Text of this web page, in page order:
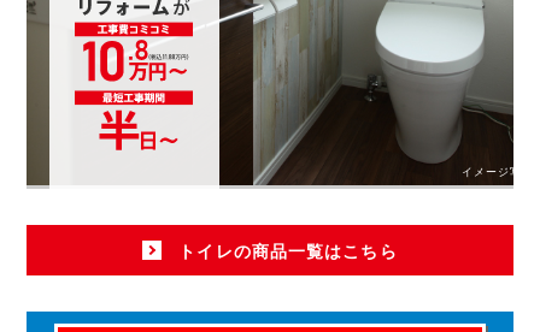
イメージ写真
トイレの商品一覧はこちら